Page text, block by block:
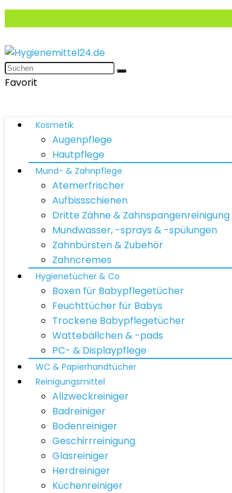
Favorit
Kosmetik
Augenpflege
Hautpflege
Mund- & Zahnpflege
Atemerfrischer
Aufbissschienen
Dritte Zähne & Zahnspangenreinigung
Mundwasser, -sprays & -spülungen
Zahnbürsten & Zubehör
Zahncremes
Hygienetücher & Co
Boxen für Babypflegetücher
Feuchttücher für Babys
Trockene Babypflegetücher
Wattebällchen & -pads
PC- & Displaypflege
WC & Papierhandtücher
Reinigungsmittel
Allzweckreiniger
Badreiniger
Bodenreiniger
Geschirrreinigung
Glasreiniger
Herdreiniger
Küchenreiniger